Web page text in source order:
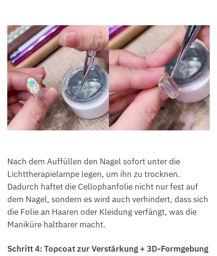
Nach dem Auffüllen den Nagel sofort unter die
Lichttherapielampe legen, um ihn zu trocknen.
Dadurch haftet die Cellophanfolie nicht nur fest auf
dem Nagel, sondern es wird auch verhindert, dass sich
die Folie an Haaren oder Kleidung verfängt, was die
Maniküre haltbarer macht.
Schritt 4: Topcoat zur Verstärkung + 3D-Formgebung